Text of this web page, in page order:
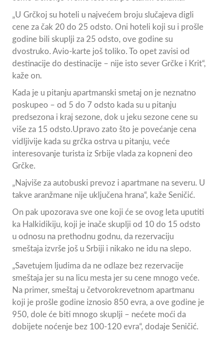
„U Grčkoj su hoteli u najvećem broju slučajeva digli
cene za čak 20 do 25 odsto. Oni hoteli koji su i prošle
godine bili skuplji za 25 odsto, ove godine su
dvostruko. Avio-karte još toliko. To opet zavisi od
destinacije do destinacije – nije isto sever Grčke i Krit“,
kaže on.
Kada je u pitanju apartmanski smetaj on je neznatno
poskupeo – od 5 do 7 odsto kada su u pitanju
predsezona i kraj sezone, dok u jeku sezone cene su
više za 15 odsto.Upravo zato što je povećanje cena
vidljivije kada su grčka ostrva u pitanju, veće
interesovanje turista iz Srbije vlada za kopneni deo
Grčke.
„Najviše za autobuski prevoz i apartmane na severu. U
takve aranžmane nije uključena hrana“, kaže Seničić.
On pak upozorava sve one koji će se ovog leta uputiti
ka Halkidikiju, koji je inače skuplji od 10 do 15 odsto
u odnosu na prethodnu godnu, da rezervaciju
smeštaja izvrše još u Srbiji i nikako ne idu na slepo.
„Savetujem ljudima da ne odlaze bez rezervacije
smeštaja jer su na licu mesta jer su cene mnogo veće.
Na primer, smeštaj u četvorokrevetnom apartmanu
koji je prošle godine iznosio 850 evra, a ove godine je
950, dole će biti mnogo skuplji – nećete moći da
dobijete noćenje bez 100-120 evra“, dodaje Seničić.